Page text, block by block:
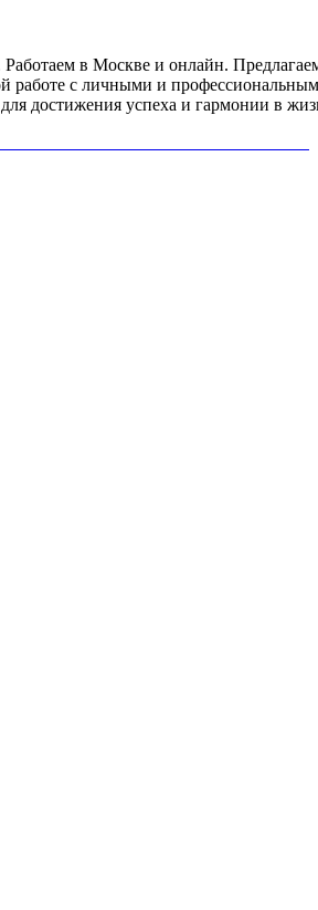
в Москве и онлайн.
с личными и
достижения успеха и гармонии в